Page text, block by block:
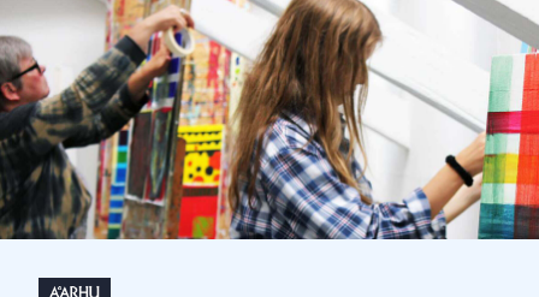
Lektiehjælp
Eksamenshjælp
Hjælp til ordblinde
Kundeudtalelser
Undervisere